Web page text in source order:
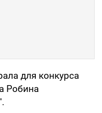
для конкурса
Робина